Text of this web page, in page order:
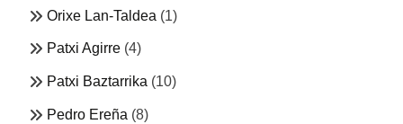
Orixe Lan-Taldea (1)
Patxi Agirre (4)
Patxi Baztarrika (10)
Pedro Ereña (8)